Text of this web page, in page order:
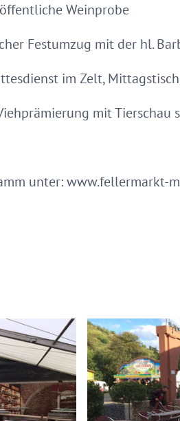
Weinprobe
Festumzug mit der hl.
im Zelt,
mit Tierschau
unter: www.fellermarkt-